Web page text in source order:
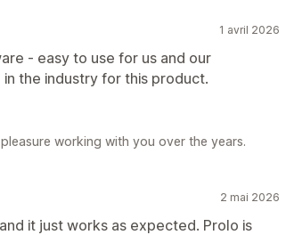
1 avril 2026
- easy to use for us and our
the industry for this product.
working with you over the years.
2 mai 2026
it just works as expected. Prolo is